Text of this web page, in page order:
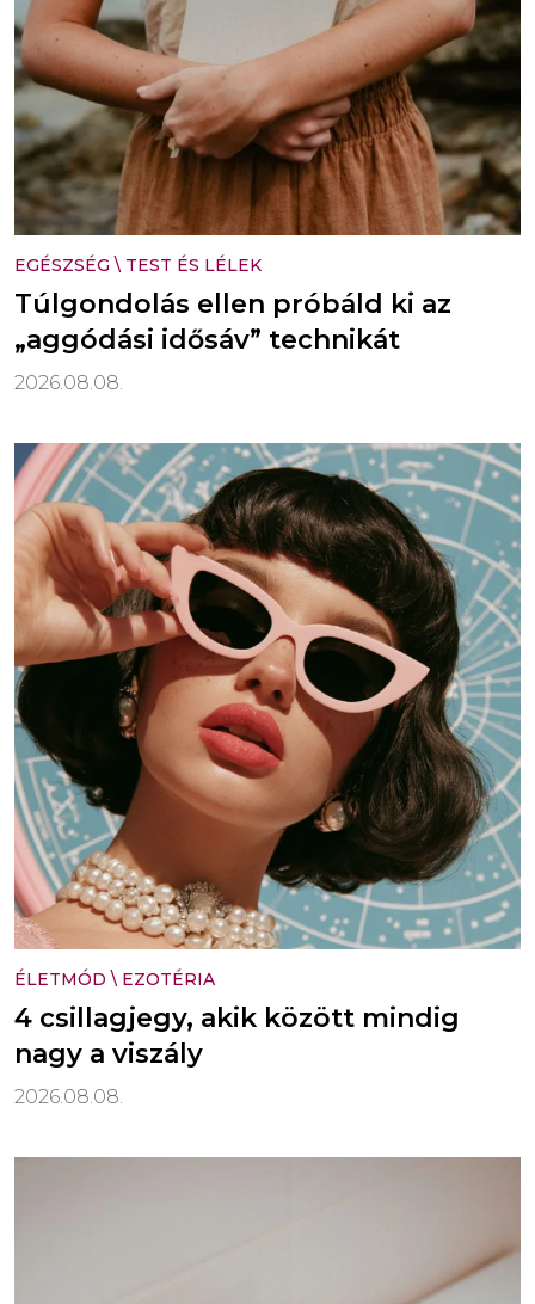
EGÉSZSÉG \ TEST ÉS LÉLEK
Túlgondolás ellen próbáld ki az
„aggódási idősáv” technikát
2026.08.08.
ÉLETMÓD \ EZOTÉRIA
4 csillagjegy, akik között mindig
nagy a viszály
2026.08.08.